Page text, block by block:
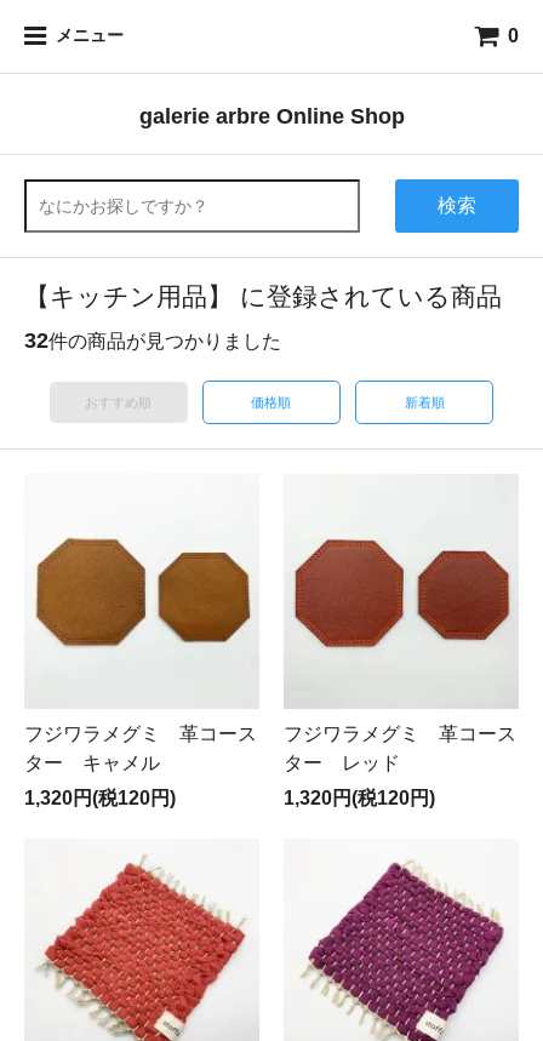
メニュー 0
galerie arbre Online Shop
検索
【キッチン用品】 に登録されている商品
32件の商品が見つかりました
おすすめ順 価格順 新着順
フジワラメグミ 革コース
ター キャメル
1,320円(税120円)
フジワラメグミ 革コース
ター レッド
1,320円(税120円)